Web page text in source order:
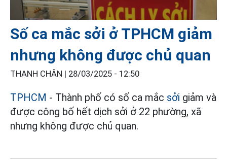
Số ca mắc sởi ở TPHCM giảm
nhưng không được chủ quan
THANH CHÂN | 28/03/2025 - 12:50
TPHCM - Thành phố có số ca mắc sởi giảm và
được công bố hết dịch sởi ở 22 phường, xã
nhưng không được chủ quan.